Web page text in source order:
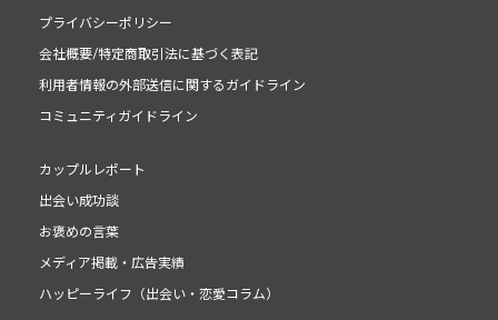
プライバシーポリシー
会社概要/特定商取引法に基づく表記
利用者情報の外部送信に関するガイドライン
コミュニティガイドライン
カップルレポート
出会い成功談
お褒めの言葉
メディア掲載・広告実績
ハッピーライフ（出会い・恋愛コラム）